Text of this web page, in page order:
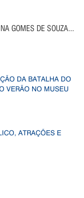
GOMES DE SOUZA...